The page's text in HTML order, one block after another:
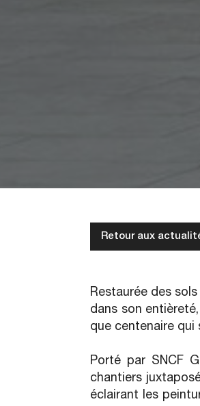
Retour aux
Restaurée des
dans son
que centenaire qui
Porté par SNCF
chantiers
éclairant les